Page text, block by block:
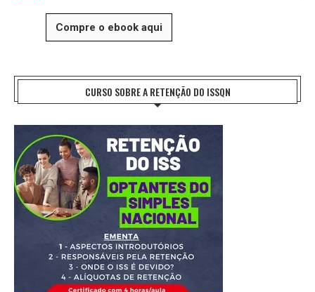
Compre o ebook aqui
CURSO SOBRE A RETENÇÃO DO ISSQN